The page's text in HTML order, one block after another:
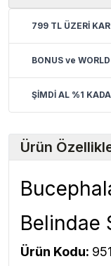
799 TL ÜZERİ
BONUS ve
ŞİMDİ AL %1
Ürün
Belindae
Ürün Kodu: